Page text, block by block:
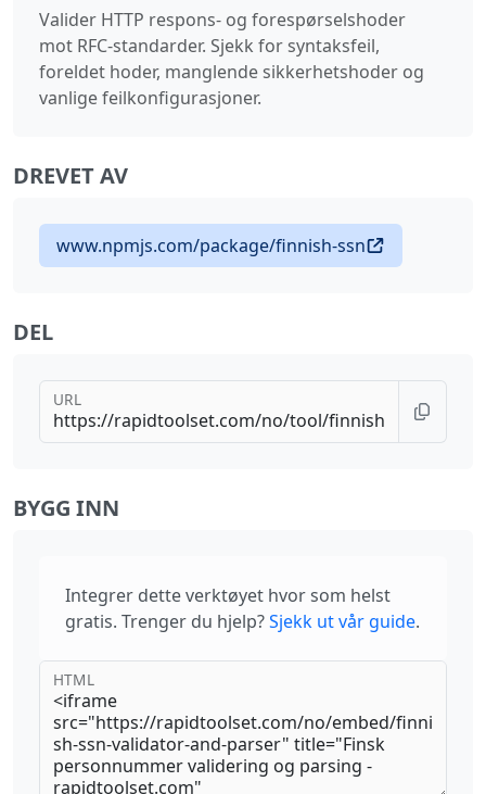
Valider HTTP respons- og forespørselshoder
mot RFC-standarder. Sjekk for syntaksfeil,
foreldet hoder, manglende sikkerhetshoder og
vanlige feilkonfigurasjoner.
DREVET AV
www.npmjs.com/package/finnish-ssn
DEL
URL
BYGG INN
Integrer dette verktøyet hvor som helst
gratis. Trenger du hjelp?Sjekk ut vår guide.
HTML